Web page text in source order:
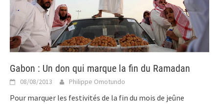
Gabon : Un don qui marque la fin du Ramadan
08/08/2013 Philippe Omotundo
Pour marquer les festivités de la fin du mois de jeûne